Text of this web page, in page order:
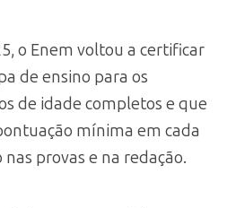
o Enem voltou a certificar
de ensino para os
de idade completos e que
mínima em cada
provas e na redação.